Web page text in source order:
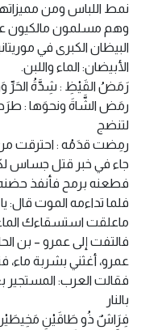
نمط اللباس ومن
وهم مسلمون مالكيون
البيظان الكبرى في
الأبيضان: الماء واللبن.
رَمَضُ القَيْظِ : شِدَّةُ الحَرِّ
رمَض الشَّاةَ ونحوَها :
لتنضج
رمِضت قدَمُه : احترقت من
جاء في خبر قتل
فطعنه برمح فأنفذ
فلما تداءمه الموت قال:
ماعلقت استسقاءك
فالتفت إلى عمرو – بن
عمرو، أغثني بشربة ماء،
فقالت العرب: المستجير
بالنار
فِرَاشٌ ذُو طَاقَيْنِ